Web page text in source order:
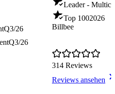
Q3/26
Q3/26
Leader -
Top 1002026
Billbee
314 Reviews
Reviews ansehen